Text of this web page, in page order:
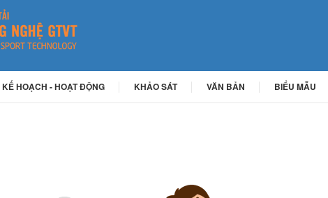
KẾ HOẠCH - HOẠT ĐỘNG KHẢO SÁT VĂN BẢN BIỂU MẪU